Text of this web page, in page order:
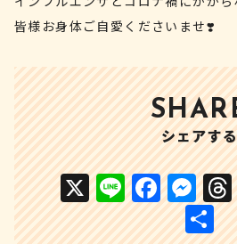
皆様お身体ご自愛くださいませ❣️
シェアす
X Li
n
F
a
M
e